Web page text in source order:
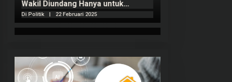
Wakil Diundang Hanya untuk
Penutupan Retret
Di Politik | 22 Februari 2025